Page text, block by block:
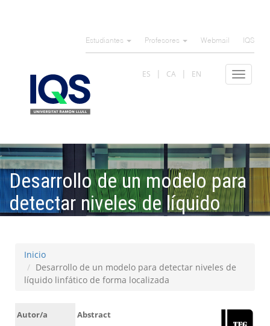
Estudiantes Profesores Webmail IQS
Toggle
ES CA EN
Desarrollo de un modelo para
detectar niveles de líquido
Inicio
Desarrollo de un modelo para detectar niveles de
líquido linfático de forma localizada
Autor/a
Abstract